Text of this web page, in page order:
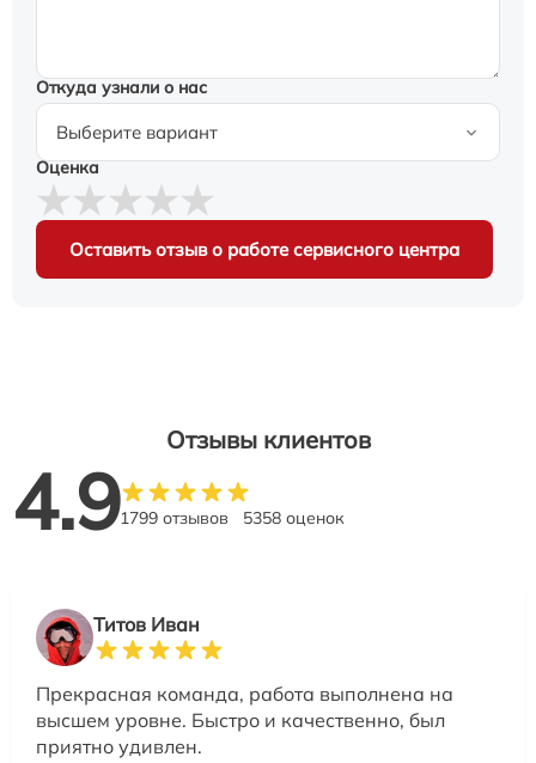
Откуда узнали о нас
Оценка
Оставить отзыв о работе сервисного центра
Отзывы клиентов
4.91799 отзывов 5358 оценок
Титов Иван
Прекрасная команда, работа выполнена на
высшем уровне. Быстро и качественно, был
приятно удивлен.